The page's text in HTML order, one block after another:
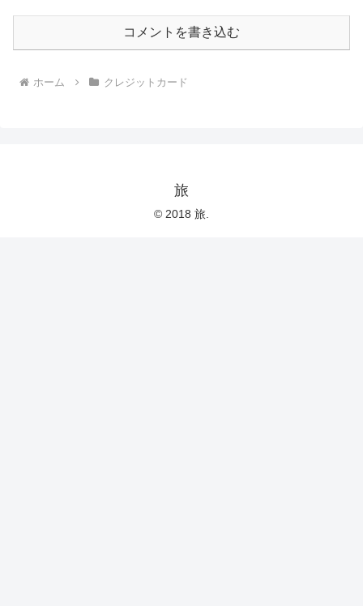
コメントを書き込む
ホーム クレジットカード
旅
© 2018 旅.